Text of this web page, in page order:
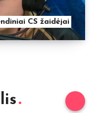
CS žaidėjai